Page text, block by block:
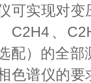
可实现对变
C2H4 、
配）的全部
色谱仪的